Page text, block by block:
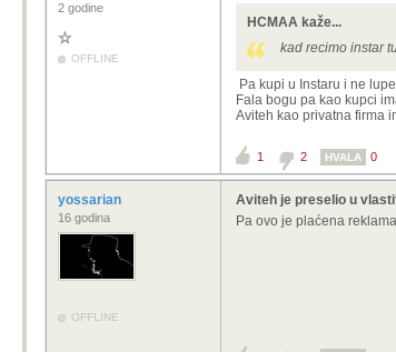
2 godine
OFFLINE
HCMAA kaže...
kad recimo instar
Pa kupi u Instaru i ne
Fala bogu pa kao kupci
Aviteh kao privatna firma
1 2 HVALA 0
yossarian
16 godina
OFFLINE
Aviteh je preselio u
Pa ovo je plaćena